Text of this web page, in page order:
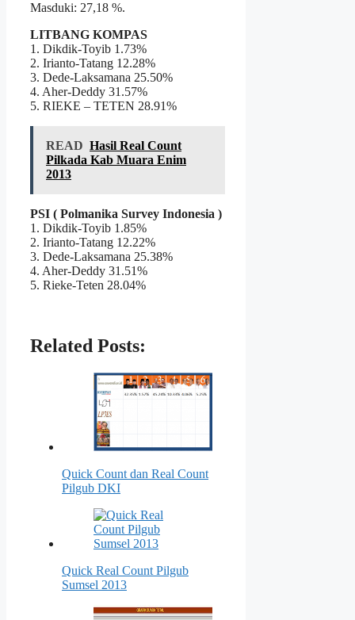
Masduki: 27,18 %.
LITBANG KOMPAS
1. Dikdik-Toyib 1.73%
2. Irianto-Tatang 12.28%
3. Dede-Laksamana 25.50%
4. Aher-Deddy 31.57%
5. RIEKE – TETEN 28.91%
READ Hasil Real Count
Pilkada Kab Muara Enim
2013
PSI ( Polmanika Survey Indonesia )
1. Dikdik-Toyib 1.85%
2. Irianto-Tatang 12.22%
3. Dede-Laksamana 25.38%
4. Aher-Deddy 31.51%
5. Rieke-Teten 28.04%
Related Posts:
Quick Count dan Real Count
Pilgub DKI
Quick Real Count Pilgub
Sumsel 2013